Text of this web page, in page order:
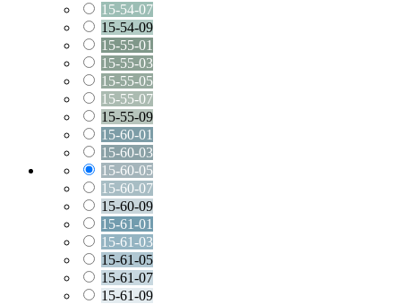
15-54-07
15-54-09
15-55-01
15-55-03
15-55-05
15-55-07
15-55-09
15-60-01
15-60-03
15-60-05
15-60-07
15-60-09
15-61-01
15-61-03
15-61-05
15-61-07
15-61-09